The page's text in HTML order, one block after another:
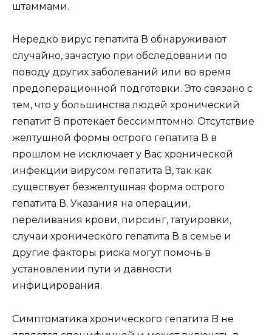
штаммами.
Нередко вирус гепатита В обнаруживают
случайно, зачастую при обследовании по
поводу других заболеваний или во время
предоперационной подготовки. Это связано с
тем, что у большинства людей хронический
гепатит В протекает бессимптомно. Отсутствие
желтушной формы острого гепатита В в
прошлом не исключает у Вас хронической
инфекции вирусом гепатита В, так как
существует безжелтушная форма острого
гепатита В. Указания на операции,
переливания крови, пирсинг, татуировки,
случаи хронического гепатита В в семье и
другие факторы риска могут помочь в
установлении пути и давности
инфицирования.
Симптоматика хронического гепатита B не